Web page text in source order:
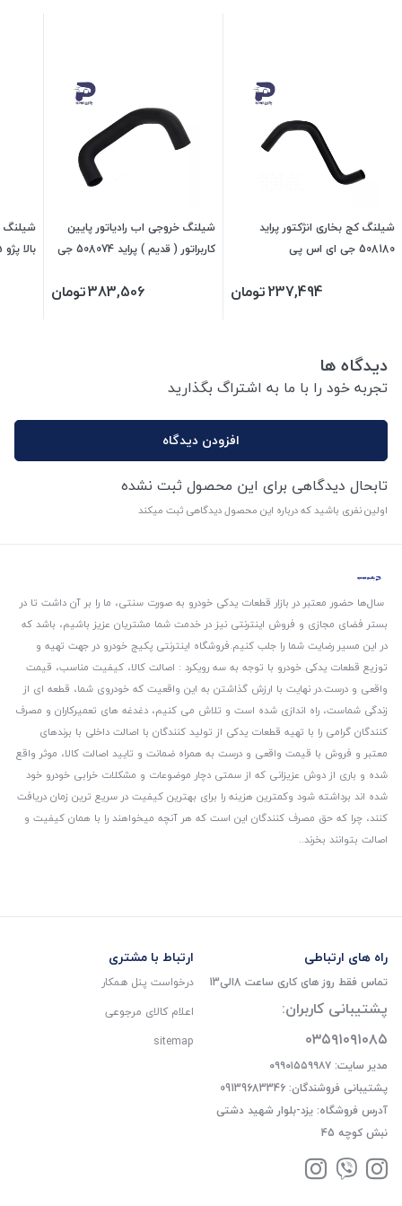
شیلنگ کج بخاری انژکتور پراید
508180 جی ای اس پی
237,494تومان
شیلنگ خروجی اب رادیاتور پایین
کاربراتور ( قدیم ) پراید 508074 جی
383,506تومان
شیلنگ
دیدگاه ها
تجربه خود را با ما به اشتراگ بگذارید
افزودن دیدگاه
تابحال دیدگاهی برای این محصول ثبت نشده
اولین نفری باشید که درباره این محصول دیدگاهی ثبت میکند
سال‌ها حضور معتبر در بازار قطعات یدکی خودرو به صورت سنتی، ما را بر آن داشت تا در
بستر فضای مجازی و فروش اینترنتی نیز در خدمت شما مشتریان عزیز باشیم، باشد که
در این مسیر رضایت شما را جلب کنیم.فروشگاه اینترنتی پکیج خودرو در جهت تهیه و
توزیع قطعات یدکی خودرو با توجه به سه رویکرد : اصالت کالا، کیفیت مناسب، قیمت
واقعی و درست.در نهایت با ارزش گذاشتن به این واقعیت که خودروی شما، قطعه ای از
زندگی شماست، راه اندازی شده است و تلاش می کنیم، دغدغه های تعمیرکاران و مصرف
کنندگان گرامی را با تهیه قطعات یدکی از تولید کنندگان با اصالت داخلی با برندهای
معتبر و فروش با قیمت واقعی و درست به همراه ضمانت و تایید اصالت کالا، موثر واقع
شده و باری از دوش عزیزانی که از سمتی دچار موضوعات و مشکلات خرابی خودرو خود
شده اند برداشته شود و‌کمترین هزینه را برای بهترین کیفیت در سریع ترین زمان دریافت
کنند، چرا که حق مصرف کنندگان این است که هر آنچه میخواهند را با همان کیفیت و
اصالت بتوانند بخرند..
راه های ارتباطی
تماس فقط روز های کاری ساعت 8الی13
پشتیبانی کاربران:
۰۳۵۹۱۰۹۱۰۸۵
مدیر سایت: ۰۹۹۰۱۵۵۹۹۸۷
پشتیبانی فروشندگان: 09139683346
آدرس فروشگاه: یزد-بلوار شهید دشتی
نبش کوچه 45
ارتباط با مشتری
درخواست پنل همکار
اعلام کالای مرجوعی
sitemap